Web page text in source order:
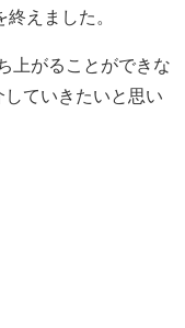
えました。
上がることができな
ていきたいと思い